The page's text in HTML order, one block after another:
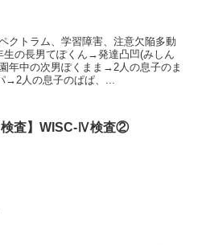
クトラム、学習障害、注意欠陥多動
生の長男てぽくん→発達凸凹(みしん
年中の次男ぽくまま→2人の息子のま
→2人の息子のぱぱ、...
検査】WISC-Ⅳ検査②